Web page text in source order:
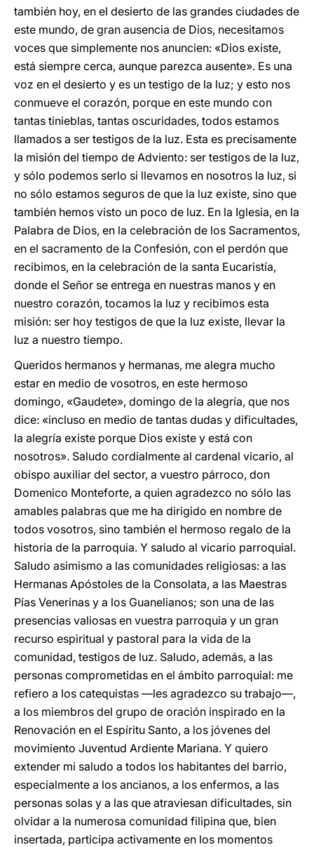
también hoy, en el desierto de las grandes ciudades de
este mundo, de gran ausencia de Dios, necesitamos
voces que simplemente nos anuncien: «Dios existe,
está siempre cerca, aunque parezca ausente». Es una
voz en el desierto y es un testigo de la luz; y esto nos
conmueve el corazón, porque en este mundo con
tantas tinieblas, tantas oscuridades, todos estamos
llamados a ser testigos de la luz. Esta es precisamente
la misión del tiempo de Adviento: ser testigos de la luz,
y sólo podemos serlo si llevamos en nosotros la luz, si
no sólo estamos seguros de que la luz existe, sino que
también hemos visto un poco de luz. En la Iglesia, en la
Palabra de Dios, en la celebración de los Sacramentos,
en el sacramento de la Confesión, con el perdón que
recibimos, en la celebración de la santa Eucaristía,
donde el Señor se entrega en nuestras manos y en
nuestro corazón, tocamos la luz y recibimos esta
misión: ser hoy testigos de que la luz existe, llevar la
luz a nuestro tiempo.
Queridos hermanos y hermanas, me alegra mucho
estar en medio de vosotros, en este hermoso
domingo, «Gaudete», domingo de la alegría, que nos
dice: «incluso en medio de tantas dudas y dificultades,
la alegría existe porque Dios existe y está con
nosotros». Saludo cordialmente al cardenal vicario, al
obispo auxiliar del sector, a vuestro párroco, don
Domenico Monteforte, a quien agradezco no sólo las
amables palabras que me ha dirigido en nombre de
todos vosotros, sino también el hermoso regalo de la
historia de la parroquia. Y saludo al vicario parroquial.
Saludo asimismo a las comunidades religiosas: a las
Hermanas Apóstoles de la Consolata, a las Maestras
Pías Venerinas y a los Guanelianos; son una de las
presencias valiosas en vuestra parroquia y un gran
recurso espiritual y pastoral para la vida de la
comunidad, testigos de luz. Saludo, además, a las
personas comprometidas en el ámbito parroquial: me
refiero a los catequistas —les agradezco su trabajo—,
a los miembros del grupo de oración inspirado en la
Renovación en el Espíritu Santo, a los jóvenes del
movimiento Juventud Ardiente Mariana. Y quiero
extender mi saludo a todos los habitantes del barrio,
especialmente a los ancianos, a los enfermos, a las
personas solas y a las que atraviesan dificultades, sin
olvidar a la numerosa comunidad filipina que, bien
insertada, participa activamente en los momentos